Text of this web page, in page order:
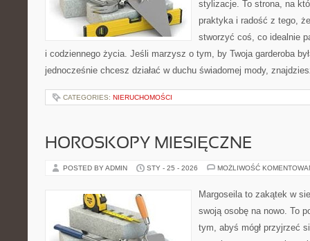
stylizacje. To strona, na
praktyka i radość z tego,
stworzyć coś, co idealnie
i codziennego życia. Jeśli marzysz o tym, by Twoja garderoba
jednocześnie chcesz działać w duchu świadomej mody,
CATEGORIES: NIERUCHOMOŚCI
HOROSKOPY MIESIĘCZNE
POSTED BY ADMIN STY - 25 - 2026 MOŻLIWOŚĆ
Margoseila to zakątek w
swoją osobę na nowo. To
tym, abyś mógł przyjrzeć